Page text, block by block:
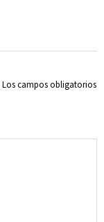
Los campos obligatorios